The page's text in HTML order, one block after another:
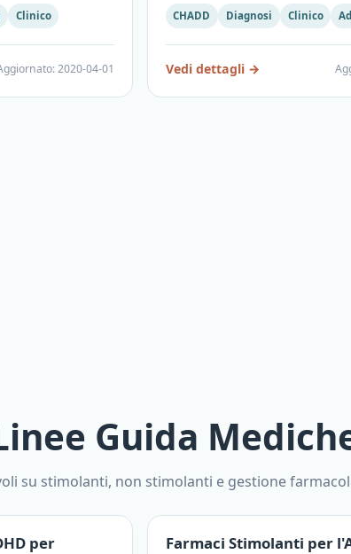
Clinico
:2020-04-01
CHADD Diagnosi Clinico
Vedi dettagli→
Guida
su stimolanti, non stimolanti e gestione
per
Farmaci Stimolanti per